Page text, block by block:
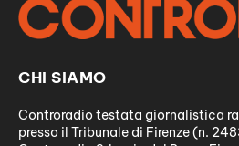
CHI SIAMO
Controradio testata giornalistica
presso il Tribunale di Firenze (n.